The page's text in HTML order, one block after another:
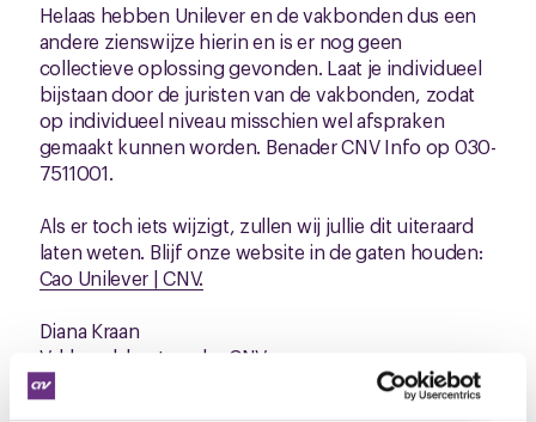
Helaas hebben Unilever en de vakbonden dus een
andere zienswijze hierin en is er nog geen
collectieve oplossing gevonden. Laat je individueel
bijstaan door de juristen van de vakbonden, zodat
op individueel niveau misschien wel afspraken
gemaakt kunnen worden. Benader CNV Info op 030-
7511001.
Als er toch iets wijzigt, zullen wij jullie dit uiteraard
laten weten. Blijf onze website in de gaten houden:
Cao Unilever | CNV.
Diana Kraan
Vakbondsbestuurder CNV
T: 06-22389584
E: